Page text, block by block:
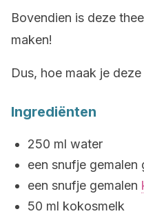
Bovendien is deze
maken!
Dus, hoe maak je deze
Ingrediënten
250 ml water
een snufje gemalen
een snufje gemalen
50 ml kokosmelk